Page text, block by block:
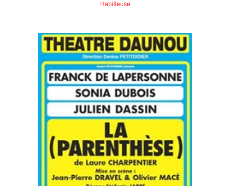
Habilleuse